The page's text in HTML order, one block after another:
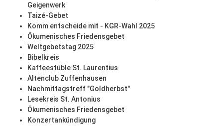
Geigenwerk
Taizé-Gebet
Komm entscheide mit - KGR-Wahl 2025
Ökumenisches Friedensgebet
Weltgebetstag 2025
Bibelkreis
Kaffeestüble St. Laurentius
Altenclub Zuffenhausen
Nachmittagstreff "Goldherbst"
Lesekreis St. Antonius
Ökumenisches Friedensgebet
Konzertankündigung